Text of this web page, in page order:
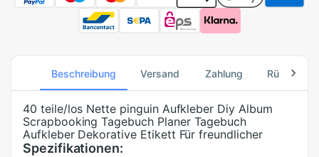
Beschreibung Versand Zahlung
40 teile/los Nette pinguin Aufkleber Diy Album
Scrapbooking Tagebuch Planer Tagebuch
Aufkleber Dekorative Etikett Für freundlicher
Spezifikationen: